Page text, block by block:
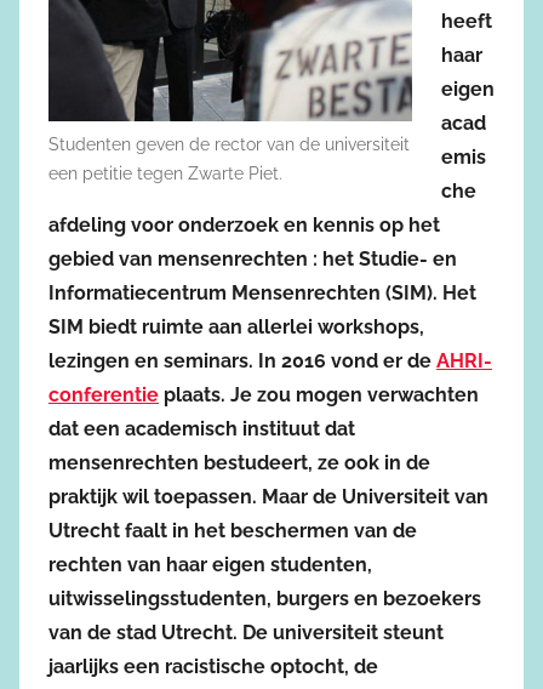
Studenten geven de rector van de universiteit
een petitie tegen Zwarte Piet.
heeft
haar
eigen
acad
emis
che
afdeling voor onderzoek en kennis op het
gebied van mensenrechten : het Studie- en
Informatiecentrum Mensenrechten (SIM). Het
SIM biedt ruimte aan allerlei workshops,
lezingen en seminars. In 2016 vond er de AHRI-
conferentie plaats. Je zou mogen verwachten
dat een academisch instituut dat
mensenrechten bestudeert, ze ook in de
praktijk wil toepassen. Maar de Universiteit van
Utrecht faalt in het beschermen van de
rechten van haar eigen studenten,
uitwisselingsstudenten, burgers en bezoekers
van de stad Utrecht. De universiteit steunt
jaarlijks een racistische optocht, de